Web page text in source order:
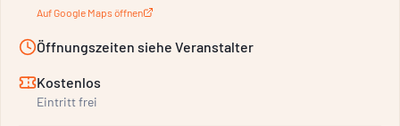
Auf Google Maps öffnen
Öffnungszeiten siehe Veranstalter
Kostenlos
Eintritt frei